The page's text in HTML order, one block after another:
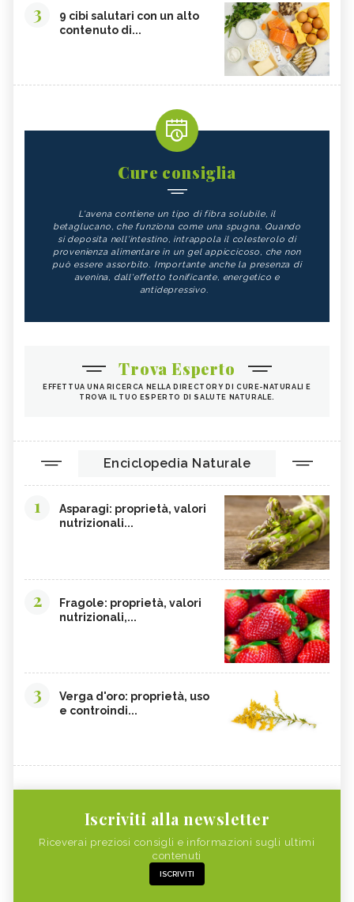
3
9 cibi salutari con un alto
contenuto di...
Cure consiglia
L'avena contiene un tipo di fibra solubile, il
betaglucano, che funziona come una spugna. Quando
si deposita nell'intestino, intrappola il colesterolo di
provenienza alimentare in un gel appiccicoso, che non
può essere assorbito. Importante anche la presenza di
avenina, dall'effetto tonificante, energetico e
antidepressivo.
Trova Esperto
EFFETTUA UNA RICERCA NELLA DIRECTORY DI CURE-NATURALI E
TROVA IL TUO ESPERTO DI SALUTE NATURALE.
Enciclopedia Naturale
1
Asparagi: proprietà, valori
nutrizionali...
2
Fragole: proprietà, valori
nutrizionali,...
3
Verga d'oro: proprietà, uso
e controindi...
Iscriviti alla newsletter
Riceverai preziosi consigli e informazioni sugli ultimi
contenuti
ISCRIVITI